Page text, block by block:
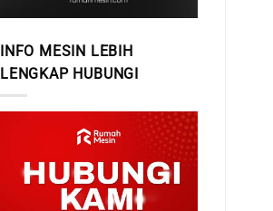
INFO MESIN LEBIH
LENGKAP HUBUNGI